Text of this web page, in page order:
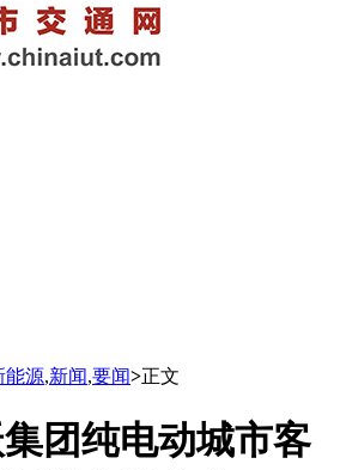
能源,新闻,要闻>正文
团纯电动城市客